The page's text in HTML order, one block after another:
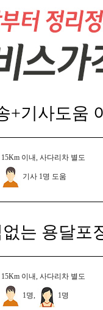
+기사도움
이내, 사다리차 별도
기사 1명 도움
는 용달포
이내, 사다리차 별도
1명, 1명